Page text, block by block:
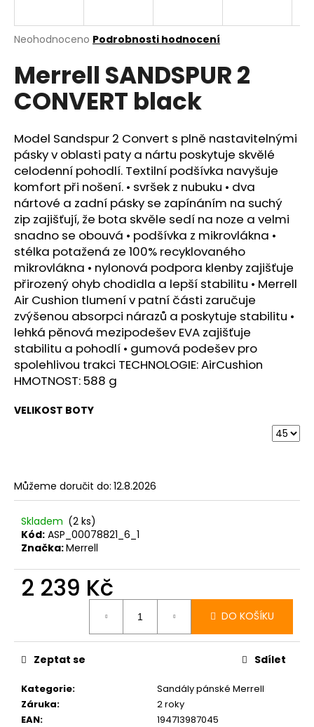
Průměrné
produktu
je
0,0
z
hvězdiček.
Neohodnoceno Podrobnosti hodnocení
Merrell SANDSPUR 2
CONVERT black
Model Sandspur 2 Convert s plně nastavitelnými
pásky v oblasti paty a nártu poskytuje skvělé
celodenní pohodlí. Textilní podšívka navyšuje
komfort při nošení. • svršek z nubuku • dva
nártové a zadní pásky se zapínáním na suchý
zip zajišťují, že bota skvěle sedí na noze a velmi
snadno se obouvá • podšívka z mikrovlákna •
stélka potažená ze 100% recyklovaného
mikrovlákna • nylonová podpora klenby zajišťuje
přirozený ohyb chodidla a lepší stabilitu • Merrell
Air Cushion tlumení v patní části zaručuje
zvýšenou absorpci nárazů a poskytuje stabilitu •
lehká pěnová mezipodešev EVA zajišťuje
stabilitu a pohodlí • gumová podešev pro
spolehlivou trakci TECHNOLOGIE: AirCushion
HMOTNOST: 588 g
VELIKOST BOTY
Můžeme doručit do: 12.8.2026
Skladem (2 ks)
Kód: ASP_00078821_6_1
Značka:Merrell
2 239 Kč
DO KOŠÍKU
Kategorie:
Sandály pánské Merrell
Záruka:
2 roky
EAN:
194713987045
Zeptat se Sdílet
j
t
?
HLEDAT
D
o
p
o
r
u
č
u
j
e
m
PRO
-
3
290
Kč